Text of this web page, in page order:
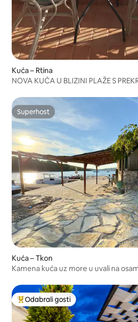
Kuća – Rtina
NOVA KUĆA U BLIZINI PLAŽE S
Superhost
Superhost
Kuća – Tkon
Kamena kuća uz more u uvali na
Među najviše rangiranima s oznakom
Odabrali gosti